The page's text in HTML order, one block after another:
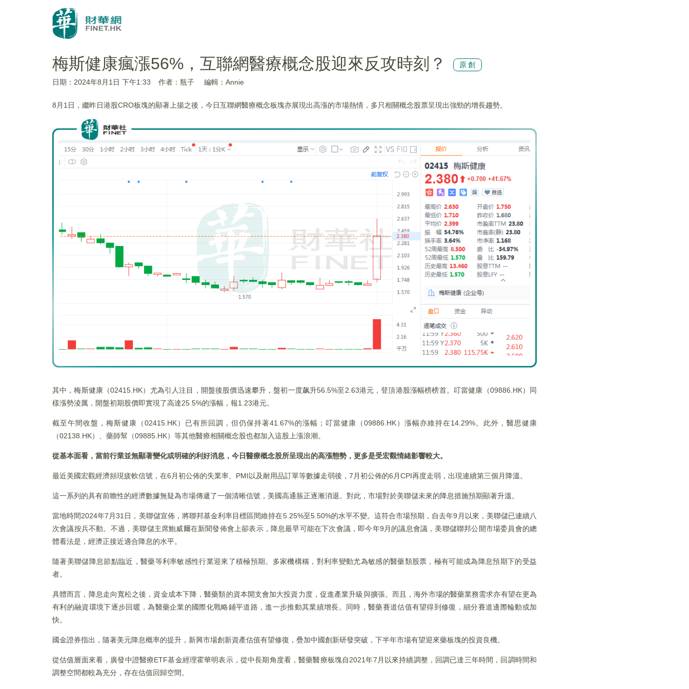
梅斯健康瘋漲56%，互聯網醫療概念股迎來反攻時刻？ 原創
日期：2024年8月1日 下午1:33 作者：瓶子 編輯：Annie
8月1日，繼昨日港股CRO板塊的顯著上揚之後，今日互聯網醫療概念板塊亦展現出高漲的市場熱情，多只相關概念股票呈現出強勁的增長趨勢。
其中，梅斯健康（02415.HK）尤為引人注目，開盤後股價迅速攀升，盤初一度飙升56.5%至2.63港元，登頂港股漲幅榜榜首。叮當健康（09886.HK）同
樣漲勢淩厲，開盤初期股價即實現了高達25.5%的漲幅，報1.23港元。
截至午間收盤，梅斯健康（02415.HK）已有所回調，但仍保持著41.67%的漲幅；叮當健康（09886.HK）漲幅亦維持在14.29%。此外，醫思健康
（02138.HK）、藥師幫（09885.HK）等其他醫療相關概念股也都加入這股上漲浪潮。
從基本面看，當前行業並無顯著變化或明確的利好消息，今日醫療概念股所呈現出的高漲態勢，更多是受宏觀情緒影響較大。
最近美國宏觀經濟頻現疲軟信號，在6月初公佈的失業率、PMI以及耐用品訂單等數據走弱後，7月初公佈的6月CPI再度走弱，出現連續第三個月降溫。
這一系列的具有前瞻性的經濟數據無疑為市場傳遞了一個清晰信號，美國高通脹正逐漸消退。對此，市場對於美聯儲未來的降息措施預期顯著升溫。
當地時間2024年7月31日，美聯儲宣佈，將聯邦基金利率目標區間維持在5.25%至5.50%的水平不變。這符合市場預期，自去年9月以來，美聯儲已連續八
次會議按兵不動。不過，美聯儲主席鮑威爾在新聞發佈會上卻表示，降息最早可能在下次會議，即今年9月的議息會議，美聯儲聯邦公開市場委員會的總
體看法是，經濟正接近適合降息的水平。
隨著美聯儲降息節點臨近，醫藥等利率敏感性行業迎來了積極預期。多家機構稱，對利率變動尤為敏感的醫藥類股票，極有可能成為降息預期下的受益
者。
具體而言，降息走向寬松之後，資金成本下降，醫藥類的資本開支會加大投資力度，促進產業升級與擴張。而且，海外市場的醫藥業務需求亦有望在更為
有利的融資環境下逐步回暖，為醫藥企業的國際化戰略鋪平道路，進一步推動其業績增長。同時，醫藥賽道估值有望得到修復，細分賽道邊際輪動或加
快。
國金證券指出，隨著美元降息概率的提升，新興市場創新資產估值有望修復，疊加中國創新研發突破，下半年市場有望迎來藥板塊的投資良機。
從估值層面來看，廣發中證醫療ETF基金經理霍華明表示，從中長期角度看，醫藥醫療板塊自2021年7月以來持續調整，回調已達三年時間，回調時間和
調整空間都較為充分，存在估值回歸空間。